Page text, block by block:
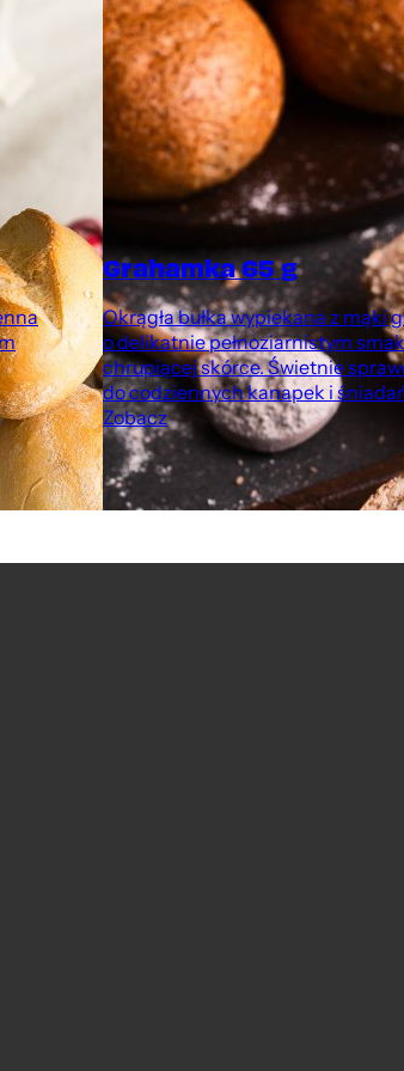
Grahamka 65 g
Okrągła bułka wypiekana z mąki
o delikatnie pełnoziarnistym
chrupiącej skórce. Świetnie
do codziennych kanapek i
Zobacz